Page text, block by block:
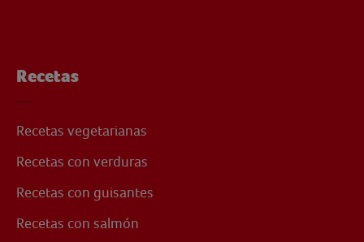
Recetas
Recetas vegetarianas
Recetas con verduras
Recetas con guisantes
Recetas con salmón